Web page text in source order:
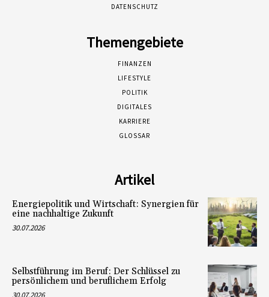
DATENSCHUTZ
Themengebiete
FINANZEN
LIFESTYLE
POLITIK
DIGITALES
KARRIERE
GLOSSAR
Artikel
Energiepolitik und Wirtschaft: Synergien für
eine nachhaltige Zukunft
30.07.2026
Selbstführung im Beruf: Der Schlüssel zu
persönlichem und beruflichem Erfolg
30.07.2026